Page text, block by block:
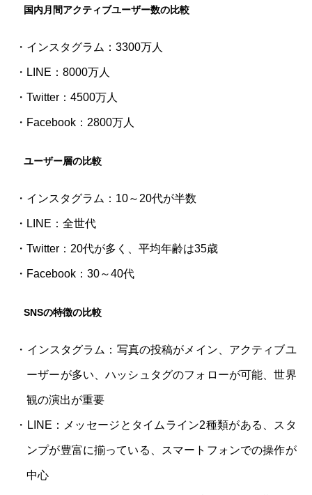
国内月間アクティブユーザー数の比較
インスタグラム：3300万人
LINE：8000万人
Twitter：4500万人
Facebook：2800万人
ユーザー層の比較
インスタグラム：10～20代が半数
LINE：全世代
Twitter：20代が多く、平均年齢は35歳
Facebook：30～40代
SNSの特徴の比較
インスタグラム：写真の投稿がメイン、アクティブユ
ーザーが多い、ハッシュタグのフォローが可能、世界
観の演出が重要
LINE：メッセージとタイムライン2種類がある、スタ
ンプが豊富に揃っている、スマートフォンでの操作が
中心